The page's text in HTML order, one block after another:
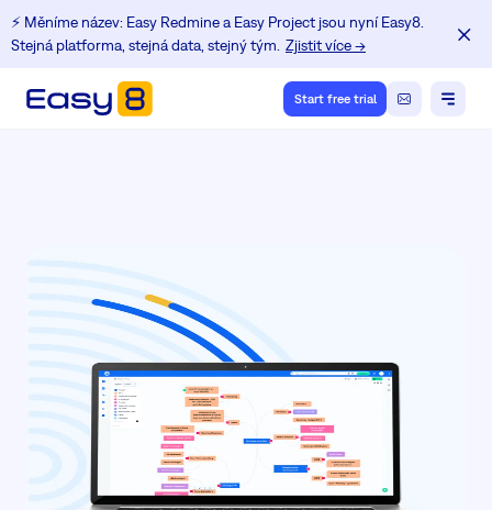
⚡️ Měníme název: Easy Redmine a Easy Project jsou nyní Easy8.
Stejná platforma, stejná data, stejný tým. Zjistit více →
Start free trial